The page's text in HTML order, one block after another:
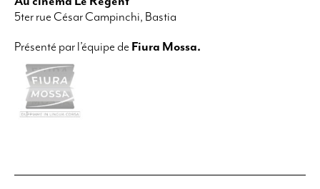
5ter rue César Campinchi, Bastia
Présenté par l’équipe de Fiura Mossa.